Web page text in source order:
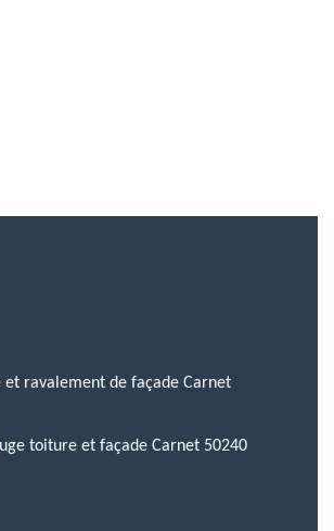
et ravalement de façade Carnet
toiture et façade Carnet 50240